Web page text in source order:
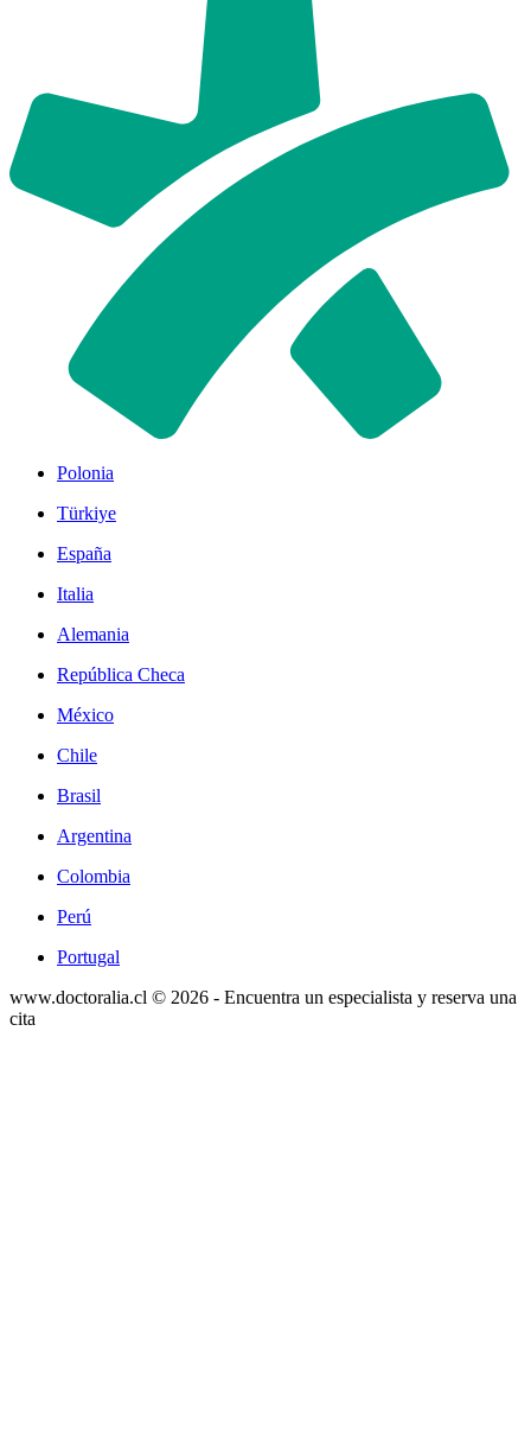
Polonia
Türkiye
España
Italia
Alemania
República Checa
México
Chile
Brasil
Argentina
Colombia
Perú
Portugal
www.doctoralia.cl © 2026 - Encuentra un especialista y reserva una
cita